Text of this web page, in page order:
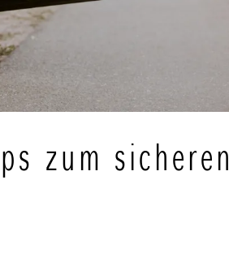
zum sicheren